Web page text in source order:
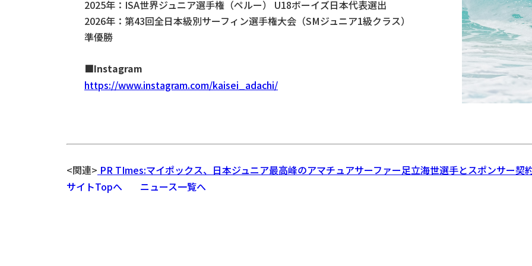
2025年：ISA世界ジュニア選手権（ペルー） U18ボーイズ日本代表選出
2026年：第43回全日本級別サーフィン選手権大会（SMジュニア1級クラス）
準優勝
■Instagram
https://www.instagram.com/kaisei_adachi/
<関連> PR TImes:マイポックス、日本ジュニア最高峰のアマチュアサーファー足立海世選手とスポンサー契
サイトTopへ
ニュース一覧へ